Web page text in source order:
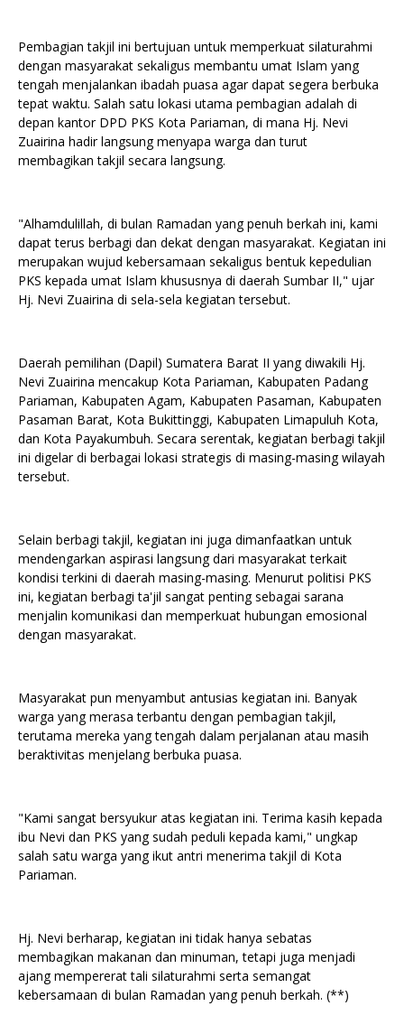
Pembagian takjil ini bertujuan untuk memperkuat silaturahmi
dengan masyarakat sekaligus membantu umat Islam yang
tengah menjalankan ibadah puasa agar dapat segera berbuka
tepat waktu. Salah satu lokasi utama pembagian adalah di
depan kantor DPD PKS Kota Pariaman, di mana Hj. Nevi
Zuairina hadir langsung menyapa warga dan turut
membagikan takjil secara langsung.
"Alhamdulillah, di bulan Ramadan yang penuh berkah ini, kami
dapat terus berbagi dan dekat dengan masyarakat. Kegiatan ini
merupakan wujud kebersamaan sekaligus bentuk kepedulian
PKS kepada umat Islam khususnya di daerah Sumbar II," ujar
Hj. Nevi Zuairina di sela-sela kegiatan tersebut.
Daerah pemilihan (Dapil) Sumatera Barat II yang diwakili Hj.
Nevi Zuairina mencakup Kota Pariaman, Kabupaten Padang
Pariaman, Kabupaten Agam, Kabupaten Pasaman, Kabupaten
Pasaman Barat, Kota Bukittinggi, Kabupaten Limapuluh Kota,
dan Kota Payakumbuh. Secara serentak, kegiatan berbagi takjil
ini digelar di berbagai lokasi strategis di masing-masing wilayah
tersebut.
Selain berbagi takjil, kegiatan ini juga dimanfaatkan untuk
mendengarkan aspirasi langsung dari masyarakat terkait
kondisi terkini di daerah masing-masing. Menurut politisi PKS
ini, kegiatan berbagi ta'jil sangat penting sebagai sarana
menjalin komunikasi dan memperkuat hubungan emosional
dengan masyarakat.
Masyarakat pun menyambut antusias kegiatan ini. Banyak
warga yang merasa terbantu dengan pembagian takjil,
terutama mereka yang tengah dalam perjalanan atau masih
beraktivitas menjelang berbuka puasa.
"Kami sangat bersyukur atas kegiatan ini. Terima kasih kepada
ibu Nevi dan PKS yang sudah peduli kepada kami," ungkap
salah satu warga yang ikut antri menerima takjil di Kota
Pariaman.
Hj. Nevi berharap, kegiatan ini tidak hanya sebatas
membagikan makanan dan minuman, tetapi juga menjadi
ajang mempererat tali silaturahmi serta semangat
kebersamaan di bulan Ramadan yang penuh berkah. (**)